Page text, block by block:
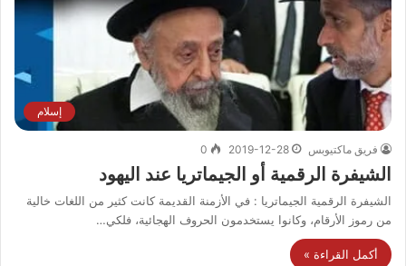
إسلام
فريق ماكتيوبس 2019-12-28
0
الشيفرة الرقمية أو الجيماتريا عند اليهود
الشيفرة الرقمية الجيماتريا : في الأزمنة القديمة كانت كثير من اللغات خالية
من رموز الأرقام، وكانوا يستخدمون الحروف الهجائية، فلكي…
أكمل القراءة »